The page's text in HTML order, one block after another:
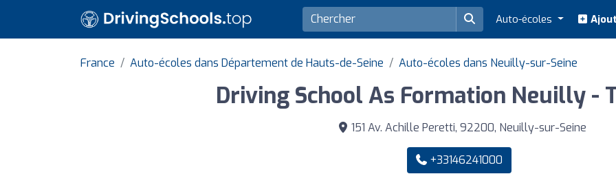
Auto-écoles
France Auto-écoles dans Département de Hauts-de-Seine Auto-écoles dans Neuilly-sur-Seine
Driving School As Formation Neuilly -
151 Av. Achille Peretti, 92200, Neuilly-sur-Seine
+33146241000